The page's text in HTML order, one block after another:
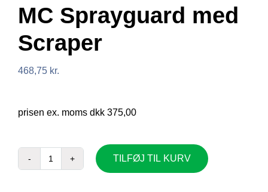
MC Sprayguard med
Scraper
468,75 kr.
prisen ex. moms dkk 375,00
TILFØJ TIL KURV